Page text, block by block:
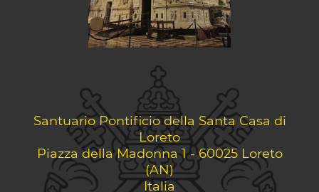
Santuario Pontificio della Santa Casa di
Loreto
Piazza della Madonna 1 - 60025 Loreto
(AN)
Italia